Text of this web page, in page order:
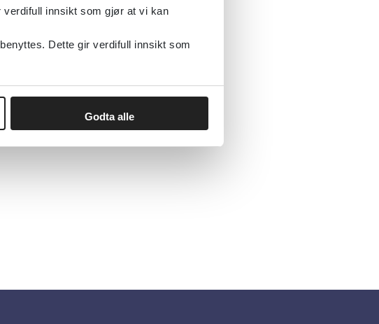
innsikt som gjør at vi kan
Dette gir verdifull innsikt som
Godta alle